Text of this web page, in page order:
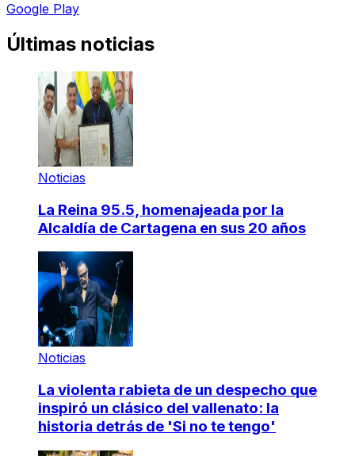
Google Play
Últimas noticias
Noticias
La Reina 95.5, homenajeada por la
Alcaldía de Cartagena en sus 20 años
Noticias
La violenta rabieta de un despecho que
inspiró un clásico del vallenato: la
historia detrás de 'Si no te tengo'